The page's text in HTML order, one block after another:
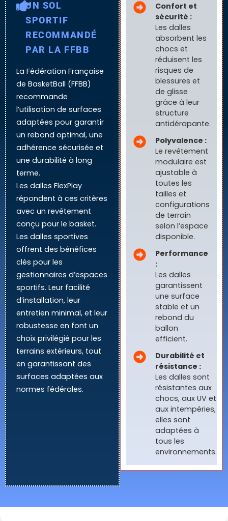
UN SOL
SPORTIF
RECOMMANDÉ
PAR LA FFBB
La Fédération Française
de BasketBall (FFBB)
recommande
l’utilisation de surfaces
adaptées pour garantir
un rebond optimal, une
adhérence sécurisée et
une durabilité à long
terme.
Les dalles FlexPlay
répondent à ces critères
avec un revêtement
conçu pour le basket.
Les dalles sportives
offrent des bénéfices
clés pour les
gestionnaires d’espaces
sportifs. Leur facilité
d’installation, leur
entretien minimal, et leur
robustesse en font un
choix privilégié pour les
terrains extérieurs, tout
en garantissant des
surfaces adaptées aux
normes fédérales.
Confort et
sécurité :
Les dalles
absorbent les
chocs et
réduisent les
risques de
blessures et
de glisse
grâce à leur
structure
antidérapante.
Polyvalence :
Le revêtement
modulaire est
ajustable à
toutes les
tailles et
configurations
de terrain
selon l’espace
disponible.
Performance
:
Les dalles
garantissent
une surface
stable et un
rebond du
ballon
efficient.
Durabilité et
résistance :
Les dalles sont
résistantes aux
chocs, aux UV et
aux intempéries,
elles sont
adaptées à
tous les
environnements.